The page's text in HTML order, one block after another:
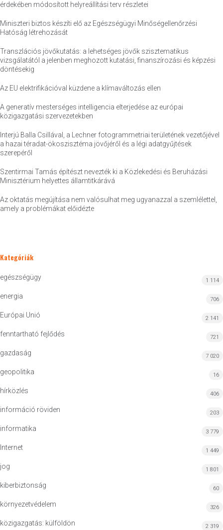
érdekében módosított helyreállítási terv részletei
Miniszteri biztos készíti elő az Egészségügyi Minőségellenőrzési
Hatóság létrehozását
Transzlációs jövőkutatás: a lehetséges jövők szisztematikus
vizsgálatától a jelenben meghozott kutatási, finanszírozási és képzési
döntésekig
Az EU elektrifikációval küzdene a klímaváltozás ellen
A generatív mesterséges intelligencia elterjedése az európai
közigazgatási szervezetekben
Interjú Balla Csillával, a Lechner fotogrammetriai területének vezetőjével
a hazai téradat-ökoszisztéma jövőjéről és a légi adatgyűjtések
szerepéről
Szentirmai Tamás építészt nevezték ki a Közlekedési és Beruházási
Minisztérium helyettes államtitkárává
Az oktatás megújítása nem valósulhat meg ugyanazzal a szemlélettel,
amely a problémákat előidézte
Kategóriák
egészségügy 1 114
energia 706
Európai Unió 2 141
fenntartható fejlődés 721
gazdaság 7 020
geopolitika 16
hírközlés 406
információ röviden 203
informatika 3 779
Internet 1 449
jog 1 801
kiberbiztonság 60
környezetvédelem 326
közigazgatás: külföldön 2 319